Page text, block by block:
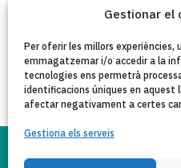
Gestionar el
Per oferir les millors
emmagatzemar i/o accedir a la
tecnologies ens permetrà
identificacions úniques en aquest
afectar negativament a certes
Gestiona els serveis
« Older Entries